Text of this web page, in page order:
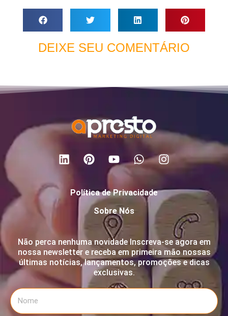
DEIXE SEU COMENTÁRIO
Política de Privacidade
Sobre Nós
Não perca nenhuma novidade Inscreva-se agora em
nossa newsletter e receba em primeira mão nossas
últimas notícias, lançamentos, promoções e dicas
exclusivas.